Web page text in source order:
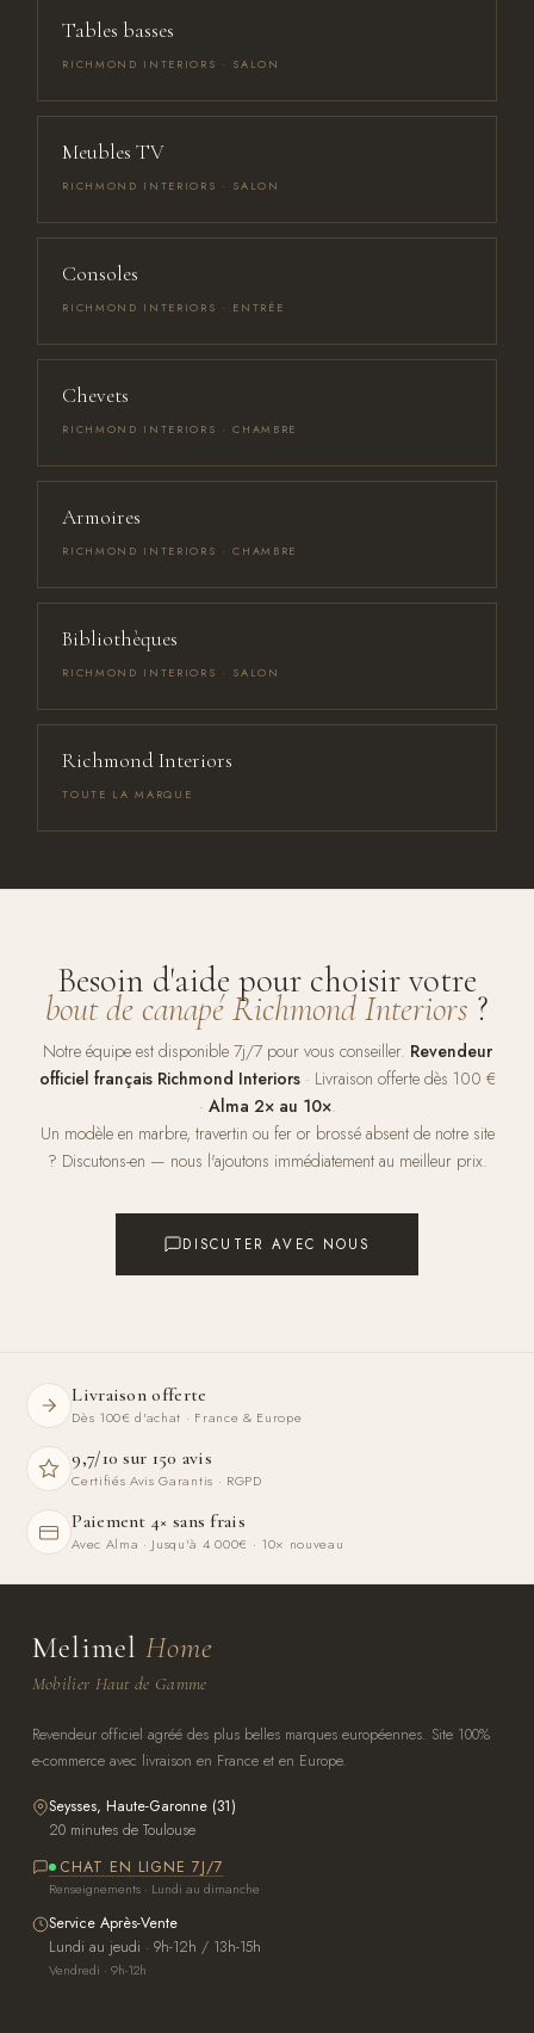
Tables basses
RICHMOND INTERIORS · SALON
Meubles TV
RICHMOND INTERIORS · SALON
Consoles
RICHMOND INTERIORS · ENTRÉE
Chevets
RICHMOND INTERIORS · CHAMBRE
Armoires
RICHMOND INTERIORS · CHAMBRE
Bibliothèques
RICHMOND INTERIORS · SALON
Richmond Interiors
TOUTE LA MARQUE
Besoin d'aide pour choisir votre
bout de canapé Richmond Interiors ?
Notre équipe est disponible 7j/7 pour vous conseiller. Revendeur
officiel français Richmond Interiors· Livraison offerte dès 100 €
· Alma 2× au 10×.
Un modèle en marbre, travertin ou fer or brossé absent de notre site
? Discutons-en — nous l'ajoutons immédiatement au meilleur prix.
DISCUTER AVEC NOUS
Livraison offerte
Dès 100€ d'achat · France & Europe
9,7/10 sur 150 avis
Certifiés Avis Garantis · RGPD
Paiement 4× sans frais
Avec Alma · Jusqu'à 4 000€ · 10× nouveau
Melimel Home
Mobilier Haut de Gamme
Revendeur officiel agréé des plus belles marques européennes. Site 100%
e-commerce avec livraison en France et en Europe.
Seysses, Haute-Garonne (31)
20 minutes de Toulouse
CHAT EN LIGNE 7J/7
Renseignements · Lundi au dimanche
Service Après-Vente
Lundi au jeudi · 9h-12h / 13h-15h
Vendredi · 9h-12h